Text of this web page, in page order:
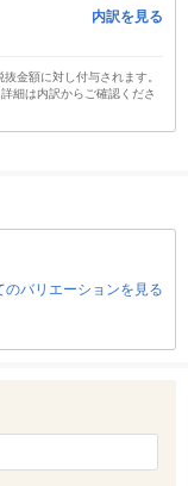
内訳を見る
金額に対し付与されます。
細は内訳からご確認くださ
のバリエーションを見る